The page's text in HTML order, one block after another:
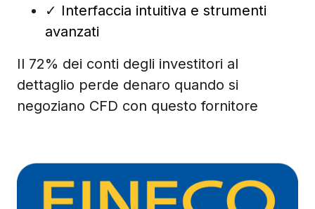
✓ Interfaccia intuitiva e strumenti
avanzati
Il 72% dei conti degli investitori al
dettaglio perde denaro quando si
negoziano CFD con questo fornitore